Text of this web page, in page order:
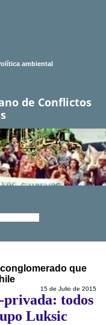
ambiental
de Conflictos
que
15 de Julio de 2015
todos
Luksic